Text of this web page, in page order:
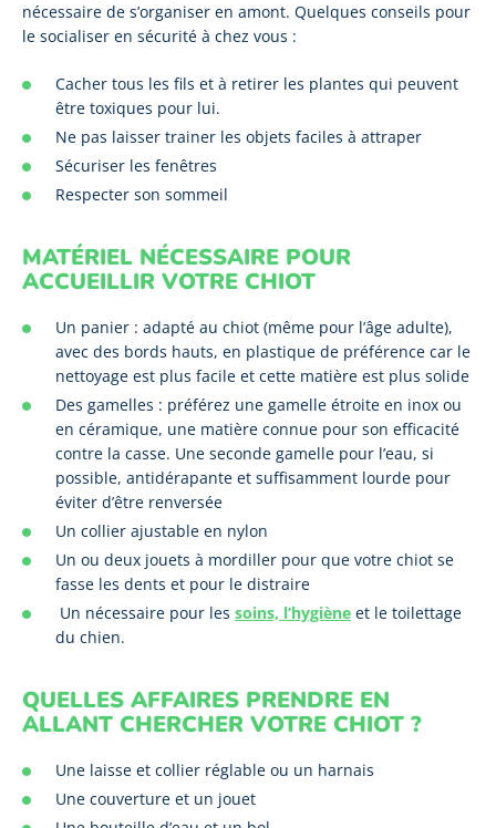
nécessaire de s’organiser en amont. Quelques conseils pour
le socialiser en sécurité à chez vous :
Cacher tous les fils et à retirer les plantes qui peuvent
être toxiques pour lui.
Ne pas laisser trainer les objets faciles à attraper
Sécuriser les fenêtres
Respecter son sommeil
MATÉRIEL NÉCESSAIRE POUR
ACCUEILLIR VOTRE CHIOT
Un panier : adapté au chiot (même pour l’âge adulte),
avec des bords hauts, en plastique de préférence car le
nettoyage est plus facile et cette matière est plus solide
Des gamelles : préférez une gamelle étroite en inox ou
en céramique, une matière connue pour son efficacité
contre la casse. Une seconde gamelle pour l’eau, si
possible, antidérapante et suffisamment lourde pour
éviter d’être renversée
Un collier ajustable en nylon
Un ou deux jouets à mordiller pour que votre chiot se
fasse les dents et pour le distraire
Un nécessaire pour les soins, l’hygiène et le toilettage
du chien.
QUELLES AFFAIRES PRENDRE EN
ALLANT CHERCHER VOTRE CHIOT ?
Une laisse et collier réglable ou un harnais
Une couverture et un jouet